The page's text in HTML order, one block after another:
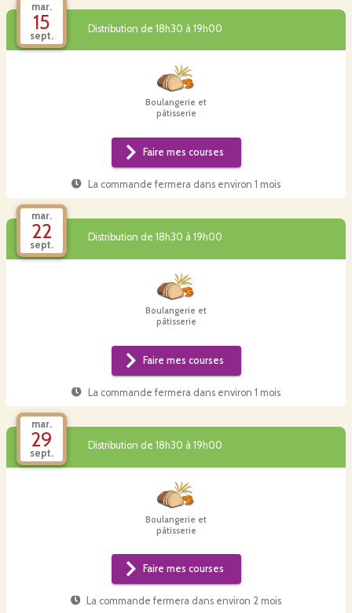
mar.
15
sept.
Distribution de 18h30 à 19h00
Boulangerie et
pâtisserie
Faire mes courses
La commande fermera dans environ 1 mois
mar.
22
sept.
Distribution de 18h30 à 19h00
Boulangerie et
pâtisserie
Faire mes courses
La commande fermera dans environ 1 mois
mar.
29
sept.
Distribution de 18h30 à 19h00
Boulangerie et
pâtisserie
Faire mes courses
La commande fermera dans environ 2 mois